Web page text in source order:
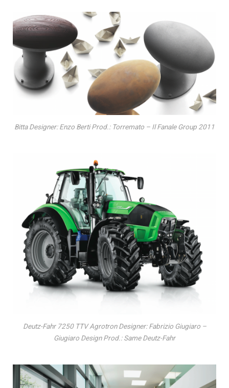
Bitta Designer: Enzo Berti Prod.: Torremato – Il Fanale Group 2011
Deutz-Fahr 7250 TTV Agrotron Designer: Fabrizio Giugiaro –
Giugiaro Design Prod.: Same Deutz-Fahr